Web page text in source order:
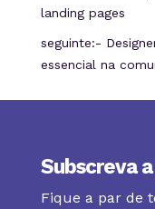
landing pages
seguinte:-
essencial na
Subscreva
Fique a par de